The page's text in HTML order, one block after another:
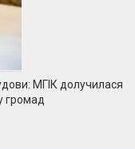
МГІК долучилася
громад